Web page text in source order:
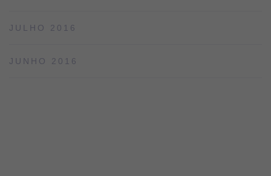
JULHO 2016
JUNHO 2016